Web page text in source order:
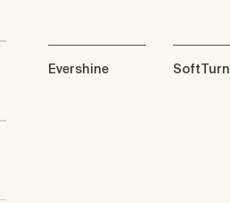
Evershine SoftTurn